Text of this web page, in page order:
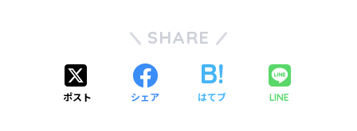
SHARE
ポスト シェア はてブ LINE